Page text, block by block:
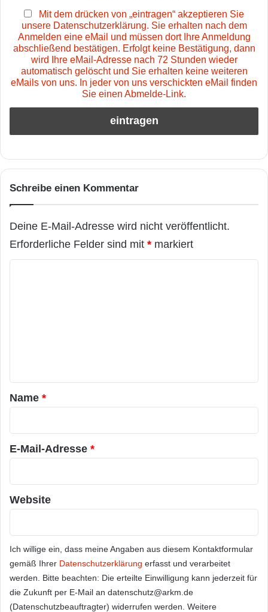
Mit dem drücken von „eintragen“ akzeptieren Sie
unsere Datenschutzerklärung. Sie erhalten nach dem
Anmelden eine eMail und müssen dort Ihre Anmeldung
abschließend bestätigen. Erfolgt keine Bestätigung, dann
wird Ihre eMail-Adresse nach 72 Stunden wieder
automatisch gelöscht und Sie erhalten keine weiteren
eMails von uns. In jeder von uns verschickten eMail finden
Sie einen Abmelde-Link.
Schreibe einen Kommentar
Deine E-Mail-Adresse wird nicht veröffentlicht.
Erforderliche Felder sind mit * markiert
a
r
*
Name *
E-Mail-Adresse *
Website
Ich willige ein, dass meine Angaben aus diesem Kontaktformular
gemäß Ihrer Datenschutzerklärung erfasst und verarbeitet
werden. Bitte beachten: Die erteilte Einwilligung kann jederzeit für
die Zukunft per E-Mail an datenschutz@arkm.de
(Datenschutzbeauftragter) widerrufen werden. Weitere